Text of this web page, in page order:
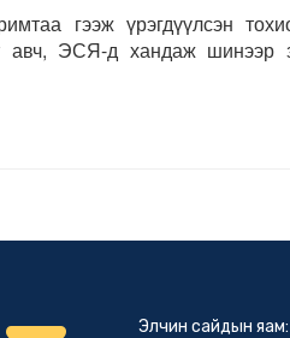
гээж үрэгдүүлсэн
авч, ЭСЯ-д хандаж шинээр
Элчин сайдын яам: